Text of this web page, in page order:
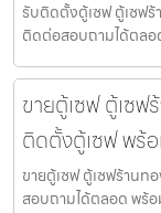
รับติดตั้งตู้เซฟ ตู้เซฟ
ติดต่อสอบถามได้ตลอ
ขายตู้เซฟ ตู้เซฟ
ติดตั้งตู้เซฟ พร้
ขายตู้เซฟ ตู้เซฟร้านท
สอบถามได้ตลอด พร้อ